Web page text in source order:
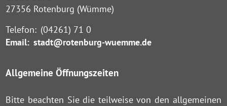
27356 Rotenburg (Wümme)
Telefon: (04261) 71 0
Email: stadt@rotenburg-wuemme.de
Allgemeine Öffnungszeiten
Bitte beachten Sie die teilweise von den allgemeinen